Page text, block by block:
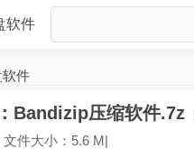
软件
软件
Bandizip压缩软件.7z
文件大小：5.6 M|